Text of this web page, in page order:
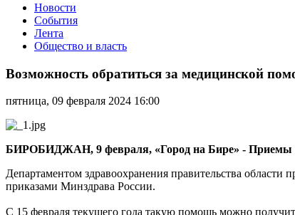
Новости
События
Лента
Общество и власть
обратиться
медицинской
помощью
в
вечернее
время
медицинские
организации
Возможность обратиться за медицинской
пятница, 09 февраля 2024 16:00
БИРОБИДЖАН, 9 февраля, «Город на Бире» - Приемы
Департаментом здравоохранения правительства
приказами Минздрава России.
С 15 февраля текущего года такую помощь можно